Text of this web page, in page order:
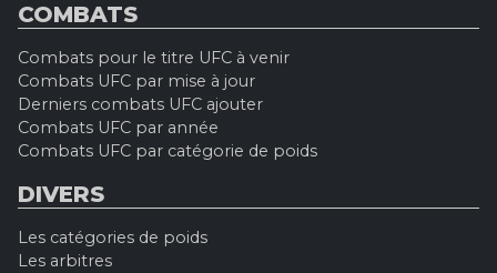
COMBATS
Combats pour le titre UFC à venir
Combats UFC par mise à jour
Derniers combats UFC ajouter
Combats UFC par année
Combats UFC par catégorie de poids
DIVERS
Les catégories de poids
Les arbitres